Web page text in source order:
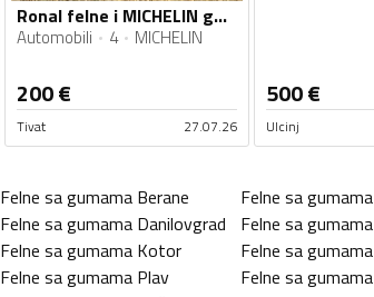
Ronal felne i MICHELIN gume
Automobili 4 MICHELIN
200€
Tivat 27.07.26
500€
Ulcinj
Felne sa gumama Berane Felne sa gumama
Felne sa gumama Danilovgrad Felne sa gumama
Felne sa gumama Kotor Felne sa gumama
Felne sa gumama Plav Felne sa gumama